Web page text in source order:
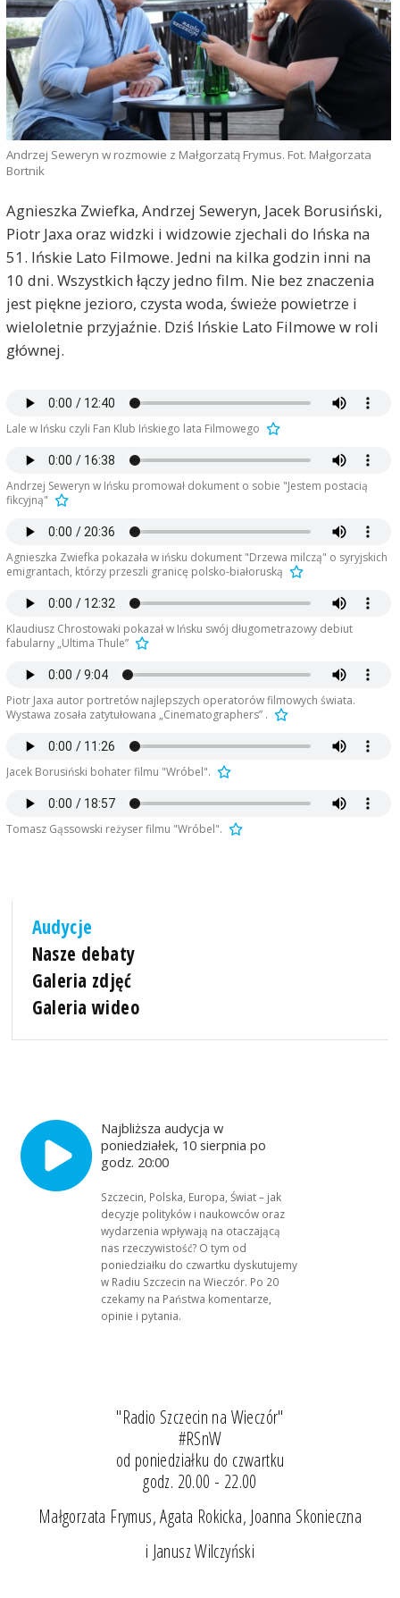
Andrzej Seweryn w rozmowie z Małgorzatą Frymus. Fot. Małgorzata
Bortnik
Agnieszka Zwiefka, Andrzej Seweryn, Jacek Borusiński,
Piotr Jaxa oraz widzki i widzowie zjechali do Ińska na
51. Ińskie Lato Filmowe. Jedni na kilka godzin inni na
10 dni. Wszystkich łączy jedno film. Nie bez znaczenia
jest piękne jezioro, czysta woda, świeże powietrze i
wieloletnie przyjaźnie. Dziś Ińskie Lato Filmowe w roli
głównej.
Lale w Ińsku czyli Fan Klub Ińskiego lata Filmowego
Andrzej Seweryn w Ińsku promował dokument o sobie "Jestem postacią
fikcyjną"
Agnieszka Zwiefka pokazała w ińsku dokument "Drzewa milczą" o syryjskich
emigrantach, którzy przeszli granicę polsko-białoruską
Klaudiusz Chrostowaki pokazał w Ińsku swój długometrazowy debiut
fabularny „Ultima Thule”
Piotr Jaxa autor portretów najlepszych operatorów filmowych świata.
Wystawa zosała zatytułowana „Cinematographers” .
Jacek Borusiński bohater filmu "Wróbel".
Tomasz Gąssowski reżyser filmu "Wróbel".
Audycje
Nasze debaty
Galeria zdjęć
Galeria wideo
Najbliższa audycja w
poniedziałek, 10 sierpnia po
godz. 20:00
Szczecin, Polska, Europa, Świat – jak
decyzje polityków i naukowców oraz
wydarzenia wpływają na otaczającą
nas rzeczywistość? O tym od
poniedziałku do czwartku dyskutujemy
w Radiu Szczecin na Wieczór. Po 20
czekamy na Państwa komentarze,
opinie i pytania.
"Radio Szczecin na Wieczór"
#RSnW
od poniedziałku do czwartku
godz. 20.00 - 22.00
Małgorzata Frymus, Agata Rokicka, Joanna Skonieczna
i Janusz Wilczyński